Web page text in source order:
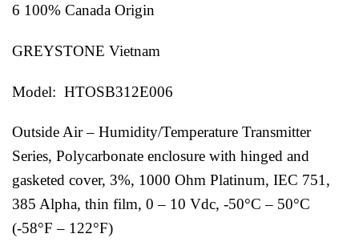
6 100% Canada Origin
GREYSTONE Vietnam
Model: HTOSB312E006
Outside Air – Humidity/Temperature Transmitter
Series, Polycarbonate enclosure with hinged and
gasketed cover, 3%, 1000 Ohm Platinum, IEC 751,
385 Alpha, thin film, 0 – 10 Vdc, -50°C – 50°C
(-58°F – 122°F)